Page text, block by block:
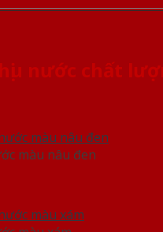
nước chất
màu nâu đen